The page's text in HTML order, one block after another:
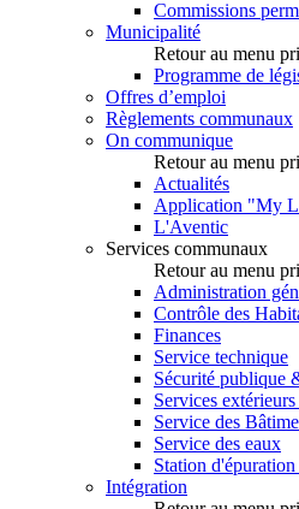
Commissions
Municipalité
Retour au menu
Programme de
Offres d’emploi
Règlements communaux
On communique
Retour au menu
Actualités
Application "My
L'Aventic
Services communaux
Retour au menu
Administration
Contrôle des
Finances
Service technique
Sécurité publique
Services
Service des
Service des eaux
Station
Intégration